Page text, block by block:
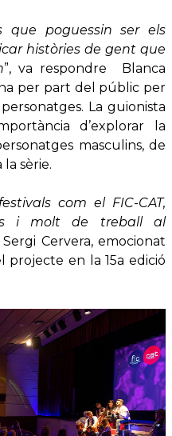
que poguessin ser els
històries de gent que
”, va respondre Blanca
per part del públic per
La guionista
d’explorar la
masculins, de
sèrie.
com el FIC-CAT,
i molt de treball al
Cervera, emocionat
en la 15a edició